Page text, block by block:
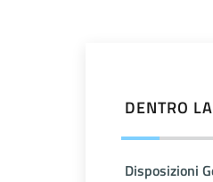
DENTRO
Disposizioni